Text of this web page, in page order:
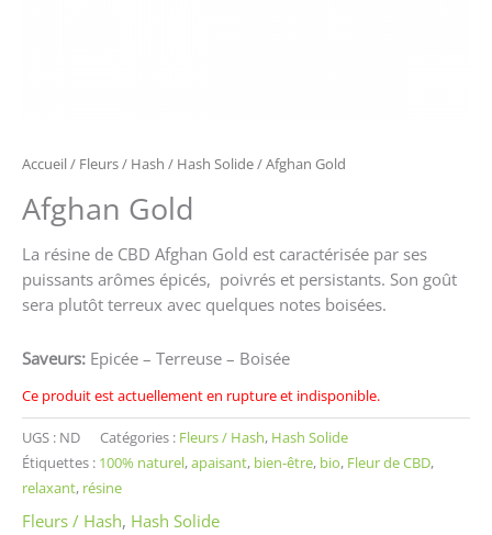
Accueil/ Fleurs / Hash / Hash Solide/ Afghan Gold
Afghan Gold
La résine de CBD Afghan Gold est caractérisée par ses
puissants arômes épicés, poivrés et persistants. Son goût
sera plutôt terreux avec quelques notes boisées.
Saveurs: Epicée – Terreuse – Boisée
Ce produit est actuellement en rupture et indisponible.
UGS : ND Catégories : Fleurs / Hash, Hash Solide
Étiquettes : 100% naturel,apaisant, bien-être, bio, Fleur de CBD,
relaxant, résine
Fleurs / Hash, Hash Solide